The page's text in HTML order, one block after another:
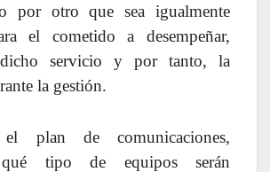
por otro que sea igualmente
el cometido a desempeñar,
servicio y por tanto, la
la gestión.
plan de comunicaciones,
qué tipo de equipos serán